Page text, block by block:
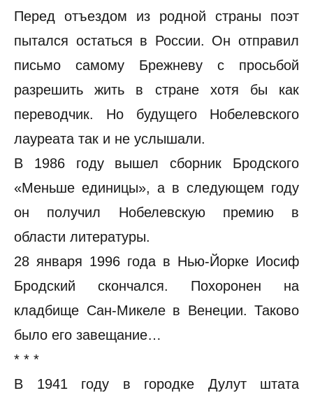
Перед отъездом из родной страны поэт
пытался остаться в России. Он отправил
письмо самому Брежневу с просьбой
разрешить жить в стране хотя бы как
переводчик. Но будущего Нобелевского
лауреата так и не услышали.
В 1986 году вышел сборник Бродского
«Меньше единицы», а в следующем году
он получил Нобелевскую премию в
области литературы.
28 января 1996 года в Нью-Йорке Иосиф
Бродский скончался. Похоронен на
кладбище Сан-Микеле в Венеции. Таково
было его завещание…
* * *
В 1941 году в городке Дулут штата